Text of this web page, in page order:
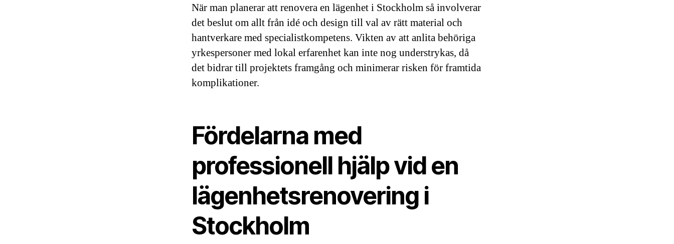
När man planerar att renovera en lägenhet i Stockholm så involverar
det beslut om allt från idé och design till val av rätt material och
hantverkare med specialistkompetens. Vikten av att anlita behöriga
yrkespersoner med lokal erfarenhet kan inte nog understrykas, då
det bidrar till projektets framgång och minimerar risken för framtida
komplikationer.
Fördelarna med
professionell hjälp vid en
lägenhetsrenovering i
Stockholm